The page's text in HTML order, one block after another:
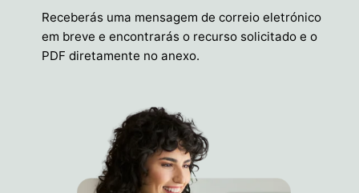
Receberás uma mensagem de correio eletrónico
em breve e encontrarás o recurso solicitado e o
PDF diretamente no anexo.